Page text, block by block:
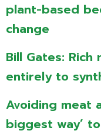
plant-based
change
Bill Gates:
entirely to
Avoiding meat
biggest way’